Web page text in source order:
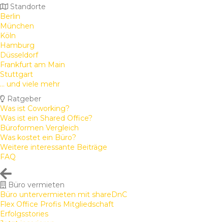
Standorte
Berlin
München
Köln
Hamburg
Düsseldorf
Frankfurt am Main
Stuttgart
... und viele mehr
Ratgeber
Was ist Coworking?
Was ist ein Shared Office?
Büroformen Vergleich
Was kostet ein Büro?
Weitere interessante Beiträge
FAQ
Büro vermieten
Büro untervermieten mit shareDnC
Flex Office Profis Mitgliedschaft
Erfolgsstories